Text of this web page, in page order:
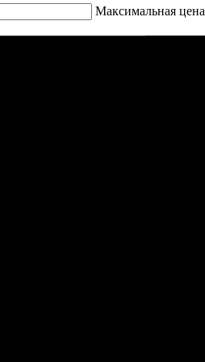
Максимальная цена